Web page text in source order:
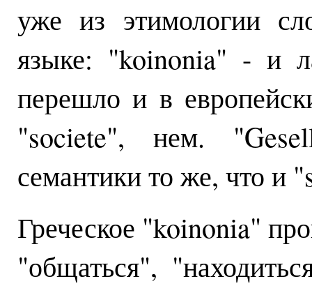
уже из этимологии
языке: "koinonia" - и
перешло и в
"societe", нем.
семантики то же, что и
Греческое "koinonia"
"общаться",